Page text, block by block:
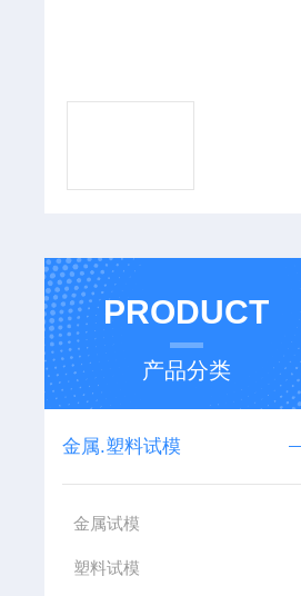
PRODUCT
产品分类
金属.塑料试模
金属试模
塑料试模